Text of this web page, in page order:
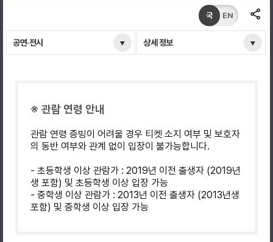
공연·전시 상세 정보
국 EN
※ 관람 연령 안내
관람 연령 증빙이 어려울 경우 티켓 소지 여부 및 보호자
의 동반 여부와 관계 없이 입장이 불가능합니다.
- 초등학생 이상 관람가 : 2019년 이전 출생자 (2019년
생 포함) 및 초등학생 이상 입장 가능
- 중학생 이상 관람가 : 2013년 이전 출생자 (2013년생
포함) 및 중학생 이상 입장 가능